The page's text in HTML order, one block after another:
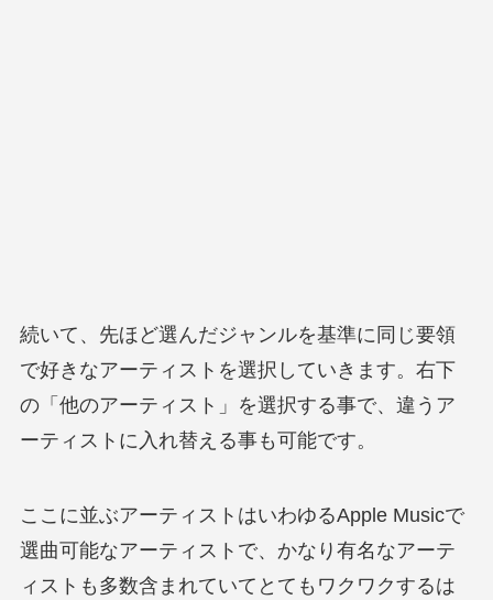
続いて、先ほど選んだジャンルを基準に同じ要領
で好きなアーティストを選択していきます。右下
の「他のアーティスト」を選択する事で、違うア
ーティストに入れ替える事も可能です。
ここに並ぶアーティストはいわゆるApple Musicで
選曲可能なアーティストで、かなり有名なアーテ
ィストも多数含まれていてとてもワクワクするは